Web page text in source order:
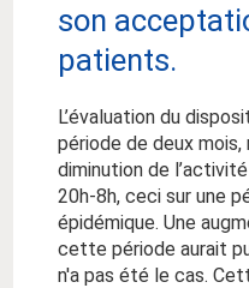
son
patients.
L’évaluation du
période de deux
diminution de
20h-8h, ceci sur une
épidémique. Une
cette période aurait
n'a pas été le cas.